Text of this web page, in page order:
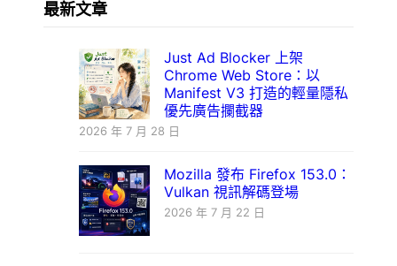
最新文章
Just Ad Blocker 上架
Chrome Web Store：以
Manifest V3 打造的輕量隱私
優先廣告攔截器
2026 年 7 月 28 日
Mozilla 發布 Firefox 153.0：
Vulkan 視訊解碼登場
2026 年 7 月 22 日